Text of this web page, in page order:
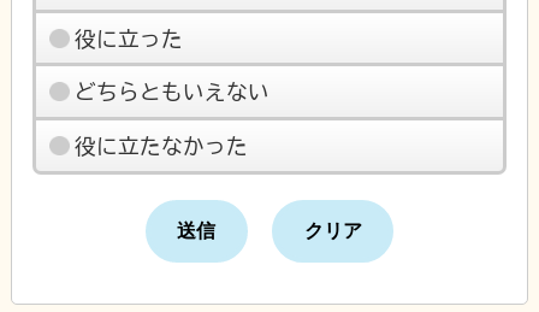
役に立った
どちらともいえない
役に立たなかった